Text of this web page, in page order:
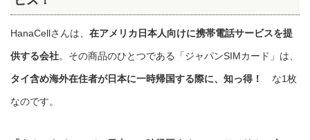
HanaCellさんは、 在アメリカ日本人向けに携帯電話サービスを提
供する会社。その商品のひとつである「ジャパンSIMカード」は、
タイ含め海外在住者が日本に一時帰国する際に、知っ得！ な1枚
なのです。